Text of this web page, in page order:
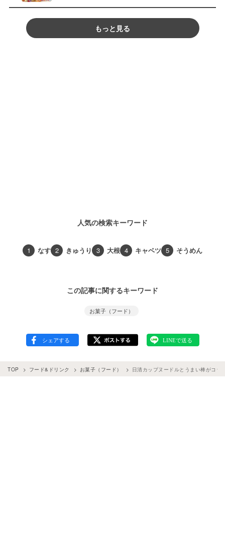
もっと見る
人気の検索キーワード
1 なす 2 きゅうり 3 大根 4 キャベツ 5 そうめん
この記事に関するキーワード
お菓子（フード）
TOP フード&ドリンク お菓子（フード） 日清カップヌードルとうまい棒がコ